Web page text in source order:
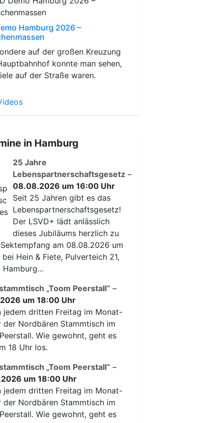
Hamburg 2026 –
auf der großen Kreuzung
konnte man sehen,
auf der Straße waren.
in Hamburg
25 Jahre
Lebenspartnerschaftsgesetz –
08.08.2026 um 16:00 Uhr
Seit 25 Jahren gibt es das
Lebenspartnerschaftsgesetz!
Der LSVD+ lädt anlässlich
dieses Jubiläums herzlich zu
am 08.08.2026 um
bei Hein & Fiete, Pulverteich 21,
Hamburg…
„Toom Peerstall“ –
um 18:00 Uhr
jedem dritten Freitag im Monat-
der Nordbären Stammtisch im
Wie gewohnt, geht es
18 Uhr los.
„Toom Peerstall“ –
um 18:00 Uhr
jedem dritten Freitag im Monat-
der Nordbären Stammtisch im
Wie gewohnt, geht es